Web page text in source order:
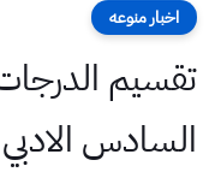
اخبار منوعه
تقسيم الدرجات
السادس